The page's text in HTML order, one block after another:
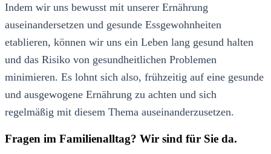
Indem wir uns bewusst mit unserer Ernährung
auseinandersetzen und gesunde Essgewohnheiten
etablieren, können wir uns ein Leben lang gesund halten
und das Risiko von gesundheitlichen Problemen
minimieren. Es lohnt sich also, frühzeitig auf eine gesunde
und ausgewogene Ernährung zu achten und sich
regelmäßig mit diesem Thema auseinanderzusetzen.
Fragen im Familienalltag? Wir sind für Sie da.